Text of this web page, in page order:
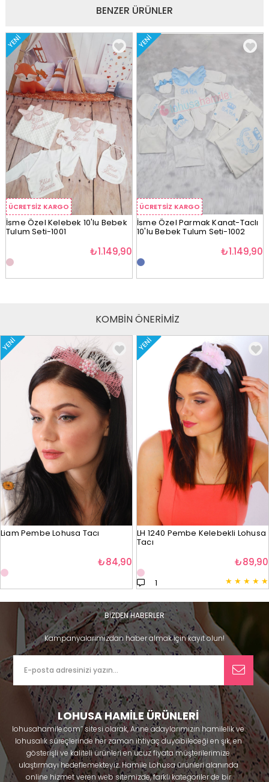
BENZER ÜRÜNLER
ÜCRETSIZ KARGO
YENI
İsme Özel Kelebek 10'lu Bebek
Tulum Seti-1001
₺1.149,90
ÜCRETSIZ KARGO
YENI
İsme Özel Parmak Kanat-Taclı
10'lu Bebek Tulum Seti-1002
₺1.149,90
KOMBİN ÖNERİMİZ
YENI
Liam Pembe Lohusa Tacı
₺84,90
YENI
LH 1240 Pembe Kelebekli Lohusa
Tacı
★ ★ ★ ★ ★
1
₺89,90
BİZDEN HABERLER
Kampanyalarımızdan haber almak için kayıt olun!
LOHUSA HAMİLE ÜRÜNLERİ
lohusahamile.com’’ sitesi olarak, Anne adaylarımızın hamilelik ve
lohusalık süreçlerinde her zaman ihtiyaç duyabileceği en şık, en
gösterişli ve kaliteli ürünleri en ucuz fiyata müşterilerimize
ulaştırmayı hedeflemekteyiz. Hamile Lohusa ürünleri alanında
online hizmet veren web sitemizde, farklı kategoriler de bir